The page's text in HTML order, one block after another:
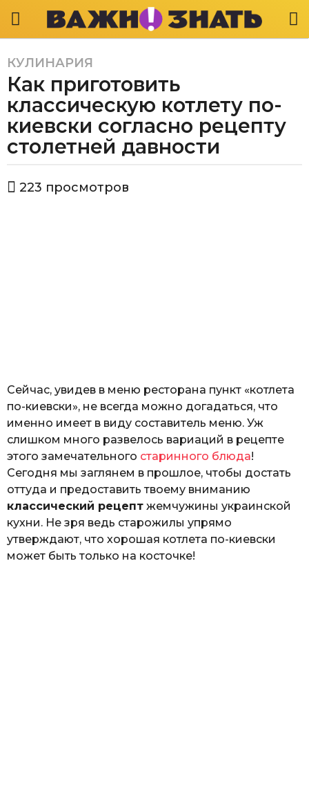
3
г
д
а
a
o
3
КУЛИНАРИЯ
Как приготовить
классическую котлету по-
киевски согласно рецепту
столетней давности
в
223 просмотров
Сейчас, увидев в меню ресторана пункт «котлета
по-киевски», не всегда можно догадаться, что
именно имеет в виду составитель меню. Уж
слишком много развелось вариаций в рецепте
этого замечательного старинного блюда!
Сегодня мы заглянем в прошлое, чтобы достать
оттуда и предоставить твоему вниманию
классический рецепт жемчужины украинской
кухни. Не зря ведь старожилы упрямо
утверждают, что хорошая котлета по-киевски
может быть только на косточке!